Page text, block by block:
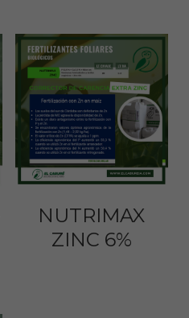
NUTRIMAX
ZINC 6%